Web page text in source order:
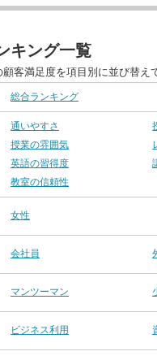
キング一覧
客満足度を項目別に並び替え
総合ランキング
通いやすさ
授業の雰囲気
英語の習得度
教室の信頼性
女性
会社員
マンツーマン
ビジネス利用